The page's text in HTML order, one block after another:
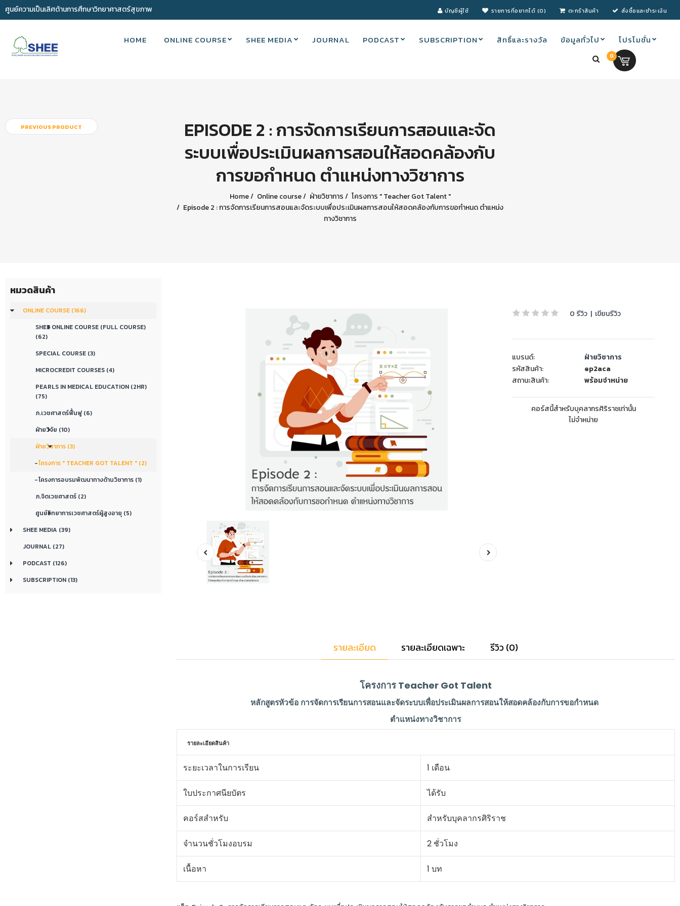
ศูนย์ความเป็นเลิศด้านการศึกษาวิทยาศาสตร์สุขภาพ บัญชีผู้ใช้ รายการที่อยากได้ (0) ตะกร้าสินค้า สั่งซื้อและชำระเงิน
HOME ONLINE COURSE SHEE MEDIA JOURNAL PODCAST SUBSCRIPTION สิทธิ์และรางวัล ข้อมูลทั่วไป โปรโมชั่น
0
PREVIOUS PRODUCT
EPISODE 2 : การจัดการเรียนการสอนและจัด
ระบบเพื่อประเมินผลการสอนให้สอดคล้องกับ
การขอกําหนด ตําแหน่งทางวิชาการ
Home Online course ฝ่ายวิชาการ
โครงการ " Teacher Got Talent "
Episode 2 : การจัดการเรียนการสอนและจัดระบบเพื่อประเมินผลการสอนให้สอดคล้องกับการขอกําหนด ตําแหน่ง
ทางวิชาการ
หมวดสินค้า
ONLINE COURSE (166)
SHEE ONLINE COURSE (FULL COURSE)
(62)
SPECIAL COURSE (3)
MICROCREDIT COURSES (4)
PEARLS IN MEDICAL EDUCATION (2HR)
(75)
ภ.เวชศาสตร์ฟื้นฟู (6)
ฝ่ายวิจัย (10)
ฝ่ายวิชาการ (3)
โครงการ " TEACHER GOT TALENT " (2)
-
โครงการอบรมพัฒนาทางด้านวิชาการ (1)
-
ภ.จิตเวชศาสตร์ (2)
ศูนย์วิทยาการเวชศาสตร์ผู้สูงอายุ (5)
SHEE MEDIA (39)
JOURNAL (27)
PODCAST (126)
SUBSCRIPTION (13)
0 รีวิว | เขียนรีวิว
แบรนด์:
ฝ่ายวิชาการ
รหัสสินค้า:
ep2aca
สถานะสินค้า:
พร้อมจำหน่าย
คอร์สนี้สำหรับบุคลากรศิริราชเท่านั้น
ไม่จำหน่าย
รายละเอียด รายละเอียดเฉพาะ รีวิว (0)
โครงการ Teacher Got Talent
หลักสูตรหัวข้อ การจัดการเรียนการสอนและจัดระบบเพื่อประเมินผลการสอนให้สอดคล้องกับการขอกําหนด
ตําแหน่งทางวิชาการ
รายละเอียดสินค้า
ระยะเวลาในการเรียน 1 เดือน
ใบประกาศนียบัตร ได้รับ
คอร์สสำหรับ สำหรับบุคลากรศิริราช
จำนวนชั่วโมงอบรม 2 ชั่วโมง
เนื้อหา 1 บท